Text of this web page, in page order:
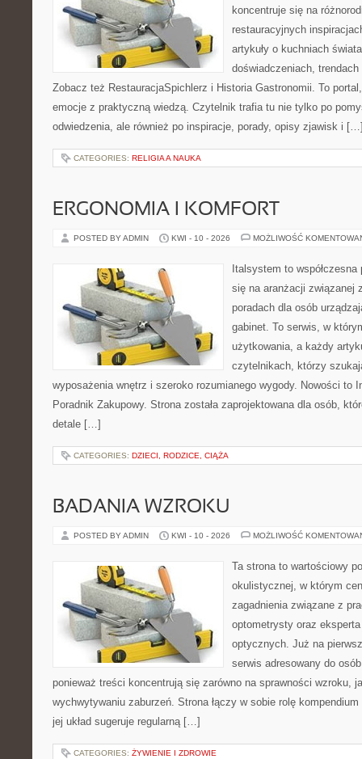
koncentruje się na
restauracyjnych
artykuły o kuchniach
doświadczeniach,
Zobacz też RestauracjaSpichlerz i Historia Gastronomii. To
emocje z praktyczną wiedzą. Czytelnik trafia tu nie tylko po
odwiedzenia, ale również po inspiracje, porady, opisy zjawisk i
CATEGORIES: RELIGIA A NAUKA
ERGONOMIA I KOMFORT
POSTED BY ADMIN KWI - 10 - 2026 MOŻLIWOŚĆ
Italsystem to
się na aranżacji związanej
poradach dla osób
gabinet. To serwis, w
użytkowania, a każdy
czytelnikach, którzy
wyposażenia wnętrz i szeroko rozumianego wygody. Nowości to
Poradnik Zakupowy. Strona została zaprojektowana dla osób,
detale […]
CATEGORIES: DZIECI, RODZICE, CIĄŻA
BADANIA WZROKU
POSTED BY ADMIN KWI - 10 - 2026 MOŻLIWOŚĆ
Ta strona to wartościowy
okulistycznej, w którym
zagadnienia związane z
optometrysty oraz
optycznych. Już na
serwis adresowany do
ponieważ treści koncentrują się zarówno na sprawności wzroku,
wychwytywaniu zaburzeń. Strona łączy w sobie rolę
jej układ sugeruje regularną […]
CATEGORIES: ŻYWIENIE I ZDROWIE